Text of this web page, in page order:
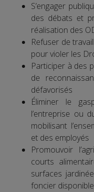
S’engager
des débats et
réalisation des
Refuser de
pour violer les
Participer à des
de
défavorisés
Éliminer le
l’entreprise ou
mobilisant
et des employés
Promouvoir
courts
surfaces
foncier disponible